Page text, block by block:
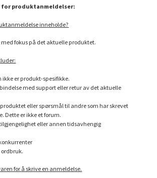
produktanmeldelser:
inneholde?
med fokus på det aktuelle produktet.
ikke er produkt-spesifikke.
med support eller retur av det aktuelle
eller spørsmål til andre som har skrevet
Dette er ikke et forum.
eller annen tidsavhengig
for å skrive en anmeldelse.